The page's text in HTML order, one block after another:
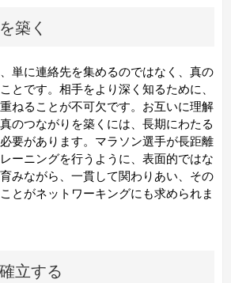
築く
単に連絡先を集めるのではなく、真の
とです。相手をより深く知るために、
ねることが不可欠です。お互いに理解
のつながりを築くには、長期にわたる
要があります。マラソン選手が長距離
ーニングを行うように、表面的ではな
みながら、一貫して関わりあい、その
とがネットワーキングにも求められま
立する